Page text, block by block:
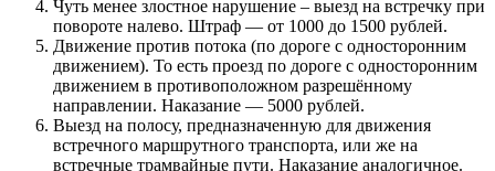
Чуть менее злостное нарушение – выезд на встречку при
повороте налево. Штраф — от 1000 до 1500 рублей.
Движение против потока (по дороге с односторонним
движением). То есть проезд по дороге с односторонним
движением в противоположном разрешённому
направлении. Наказание — 5000 рублей.
Выезд на полосу, предназначенную для движения
встречного маршрутного транспорта, или же на
встречные трамвайные пути. Наказание аналогичное.